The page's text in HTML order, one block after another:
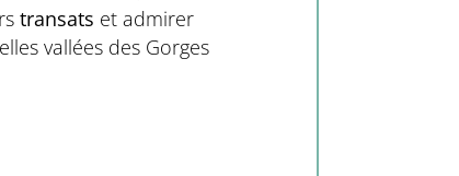
transats et admirer
vallées des Gorges